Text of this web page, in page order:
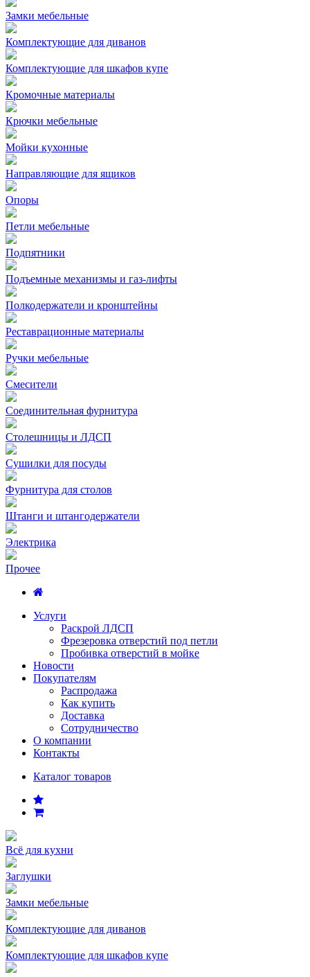
Замки мебельные
Комплектующие для диванов
Комплектующие для шкафов купе
Кромочные материалы
Крючки мебельные
Мойки кухонные
Направляющие для ящиков
Опоры
Петли мебельные
Подпятники
Подъемные механизмы и газ-лифты
Полкодержатели и кронштейны
Реставрационные материалы
Ручки мебельные
Смесители
Соединительная фурнитура
Столешницы и ЛДСП
Сушилки для посуды
Фурнитура для столов
Штанги и штангодержатели
Электрика
Прочее
Услуги
Раскрой ЛДСП
Фрезеровка отверстий под петли
Пробивка отверстий в мойке
Новости
Покупателям
Распродажа
Как купить
Доставка
Сотрудничество
О компании
Контакты
Каталог товаров
Всё для кухни
Заглушки
Замки мебельные
Комплектующие для диванов
Комплектующие для шкафов купе